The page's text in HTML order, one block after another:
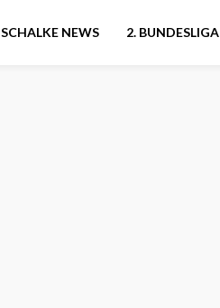
SCHALKE NEWS 2. BUNDESLIGA